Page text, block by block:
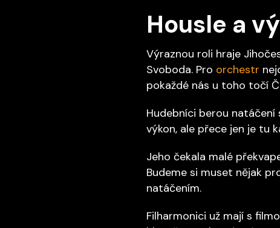
Housle a
Výraznou roli hraje
Svoboda. Pro orchestr
pokaždé nás u toho točí
Hudebníci berou natáčení
výkon, ale přece jen je tu
Jeho čekala malé
Budeme si muset nějak
natáčením.
Filharmonici už mají s